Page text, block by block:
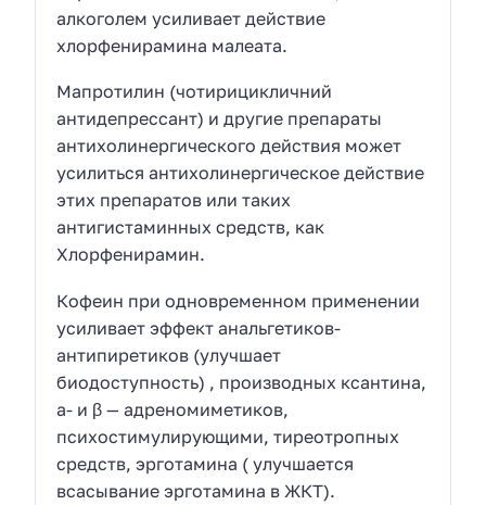
алкоголем усиливает действие
хлорфенирамина малеата.
Мапротилин (чотирицикличний
антидепрессант) и другие препараты
антихолинергического действия может
усилиться антихолинергическое действие
этих препаратов или таких
антигистаминных средств, как
Хлорфенирамин.
Кофеин при одновременном применении
усиливает эффект анальгетиков-
антипиретиков (улучшает
биодоступность) , производных ксантина,
a- и β — адреномиметиков,
психостимулирующими, тиреотропных
средств, эрготамина ( улучшается
всасывание эрготамина в ЖКТ).